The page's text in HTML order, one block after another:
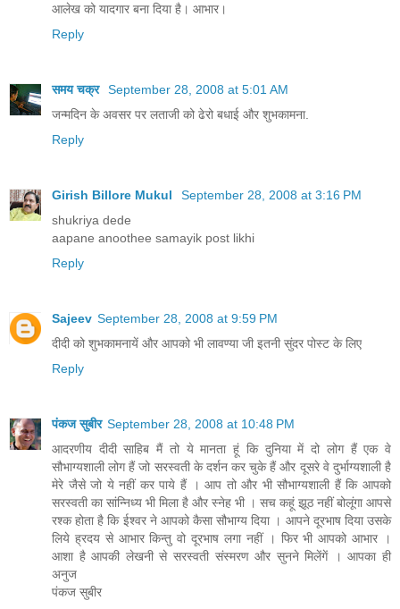
आलेख को यादगार बना दिया है। आभार।
Reply
समय चक्र September 28, 2008 at 5:01 AM
जन्मदिन के अवसर पर लताजी को ढेरो बधाई और शुभकामना.
Reply
Girish Billore Mukul
September 28, 2008 at 3:16 PM
shukriya dede
aapane anoothee samayik post likhi
Reply
Sajeev September 28, 2008 at 9:59 PM
दीदी को शुभकामनायें और आपको भी लावण्या जी इतनी सुंदर पोस्ट के लिए
Reply
पंकज सुबीर September 28, 2008 at 10:48 PM
आदरणीय दीदी साहिब मैं तो ये मानता हूं कि दुनिया में दो लोग हैं एक वे
सौभाग्‍यशाली लोग हैं जो सरस्‍वती के दर्शन कर चुके हैं और दूसरे वे दुर्भाग्‍यशाली है
मेरे जैसे जो ये नहीं कर पाये हैं । आप तो और भी सौभाग्‍यशाली हैं कि आपको
सरस्‍वती का सांन्निध्‍य भी मिला है और स्‍नेह भी । सच कहूं झूठ नहीं बोलूंगा आपसे
रश्‍क होता है कि ईश्‍वर ने आपको कैसा सौभाग्‍य दिया । आपने दूरभाष दिया उसके
लिये ह्रदय से आभार किन्‍तु वो दूरभाष लगा नहीं । फिर भी आपको आभार ।
आशा है आपकी लेखनी से सरस्‍वती संस्‍मरण और सुनने मिलेंगें । आपका ही
अनुज
पंकज सुबीर